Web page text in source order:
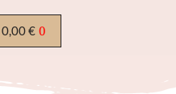
0,00€